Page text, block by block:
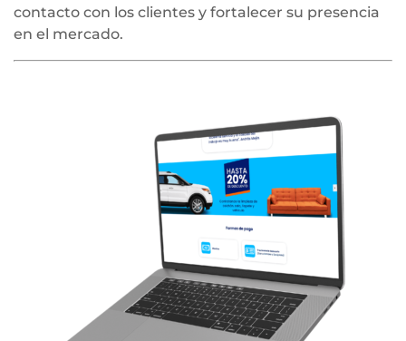
contacto con los clientes y fortalecer su presencia
en el mercado.